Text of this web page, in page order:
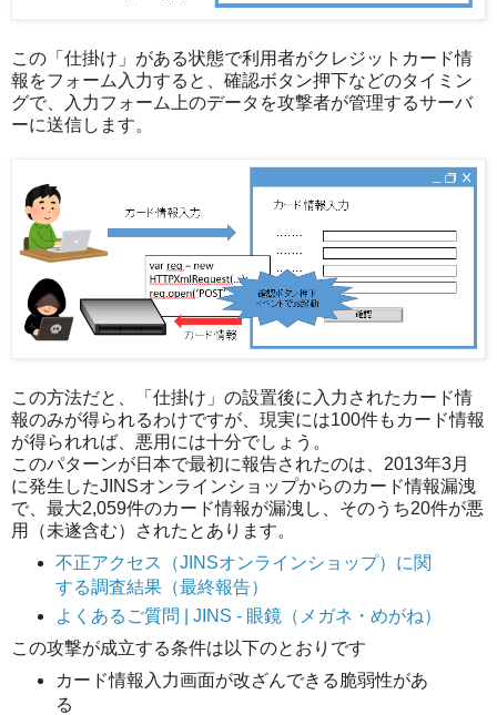
この「仕掛け」がある状態で利用者がクレジットカード情
報をフォーム入力すると、確認ボタン押下などのタイミン
グで、入力フォーム上のデータを攻撃者が管理するサーバ
ーに送信します。
この方法だと、「仕掛け」の設置後に入力されたカード情
報のみが得られるわけですが、現実には100件もカード情報
が得られれば、悪用には十分でしょう。
このパターンが日本で最初に報告されたのは、2013年3月
に発生したJINSオンラインショップからのカード情報漏洩
で、最大2,059件のカード情報が漏洩し、そのうち20件が悪
用（未遂含む）されたとあります。
不正アクセス（JINSオンラインショップ）に関
する調査結果（最終報告）
よくあるご質問 | JINS - 眼鏡（メガネ・めがね）
この攻撃が成立する条件は以下のとおりです
カード情報入力画面が改ざんできる脆弱性があ
る